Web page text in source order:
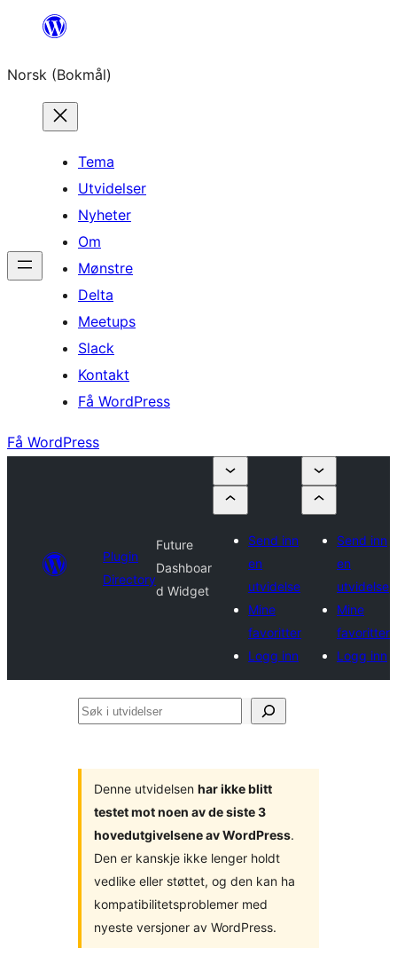
Hopp
innhold
Norsk (Bokmål)
Tema
Utvidelser
Nyheter
Om
Mønstre
Delta
Meetups
Slack
Kontakt
Få WordPress
Få WordPress
Plugin
Directory
Future
Dashboar
d Widget
Send inn
en
utvidelse
Mine
favoritter
Logg inn
Send inn
en
utvidelse
Mine
favoritter
Logg inn
Søk
Denne utvidelsen har ikke blitt
testet mot noen av de siste 3
hovedutgivelsene av WordPress.
Den er kanskje ikke lenger holdt
vedlike eller støttet, og den kan ha
kompatibilitetsproblemer med
nyeste versjoner av WordPress.